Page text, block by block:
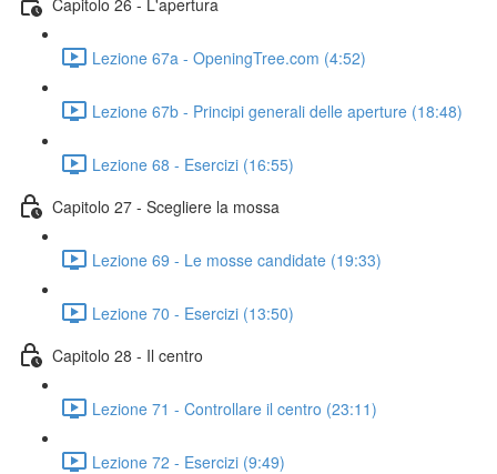
Lezione 67a - OpeningTree.com (4:52)
Lezione 67b - Principi generali delle aperture (18:48)
Lezione 68 - Esercizi (16:55)
Capitolo 27 - Scegliere la mossa
Lezione 69 - Le mosse candidate (19:33)
Lezione 70 - Esercizi (13:50)
Capitolo 28 - Il centro
Lezione 71 - Controllare il centro (23:11)
Lezione 72 - Esercizi (9:49)